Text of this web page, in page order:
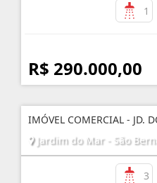
1
R$ 290.000,00
IMÓVEL COMERCIAL - JD.
Jardim do Mar - São
3